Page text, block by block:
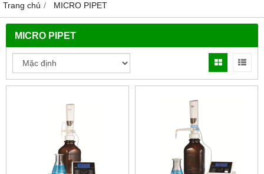
Trang chủ MICRO PIPET
MICRO PIPET